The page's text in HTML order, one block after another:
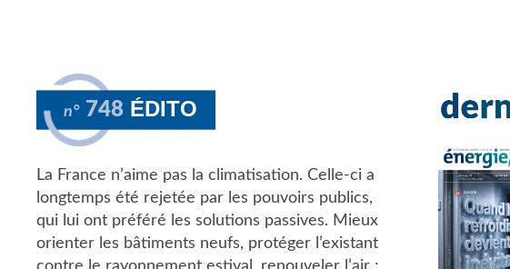
n° 748 ÉDITO
La France n’aime pas la climatisation. Celle-ci a
longtemps été rejetée par les pouvoirs publics,
qui lui ont préféré les solutions passives. Mieux
orienter les bâtiments neufs, protéger l’existant
contre le rayonnement estival, renouveler l’air :